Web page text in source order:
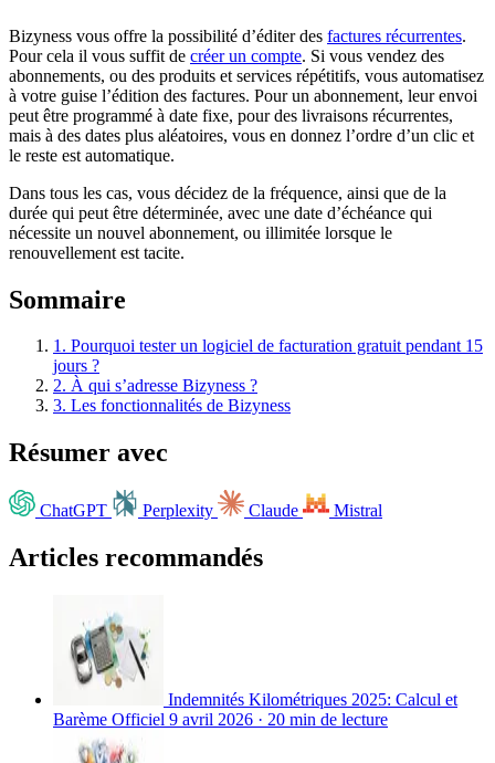
Bizyness vous offre la possibilité d’éditer des factures récurrentes.
Pour cela il vous suffit de créer un compte. Si vous vendez des
abonnements, ou des produits et services répétitifs, vous automatisez
à votre guise l’édition des factures. Pour un abonnement, leur envoi
peut être programmé à date fixe, pour des livraisons récurrentes,
mais à des dates plus aléatoires, vous en donnez l’ordre d’un clic et
le reste est automatique.
Dans tous les cas, vous décidez de la fréquence, ainsi que de la
durée qui peut être déterminée, avec une date d’échéance qui
nécessite un nouvel abonnement, ou illimitée lorsque le
renouvellement est tacite.
Sommaire
1. Pourquoi tester un logiciel de facturation gratuit pendant 15
jours ?
2. À qui s’adresse Bizyness ?
3. Les fonctionnalités de Bizyness
Résumer avec
ChatGPT Perplexity Claude Mistral
Articles recommandés
Indemnités Kilométriques 2025: Calcul et
Barème Officiel 9 avril 2026 · 20 min de lecture